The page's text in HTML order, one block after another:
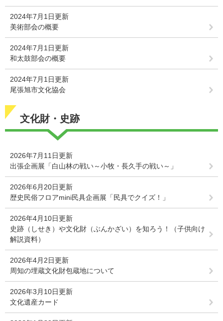
2024年7月1日更新
美術部会の概要
2024年7月1日更新
和太鼓部会の概要
2024年7月1日更新
尾張旭市文化協会
文化財・史跡
2026年7月11日更新
出張企画展「白山林の戦い～小牧・長久手の戦い～」
2026年6月20日更新
歴史民俗フロアmini民具企画展「民具でクイズ！」
2026年4月10日更新
史跡（しせき）や文化財（ぶんかざい）を知ろう！（子供向け
解説資料）
2026年4月2日更新
周知の埋蔵文化財包蔵地について
2026年3月10日更新
文化遺産カード